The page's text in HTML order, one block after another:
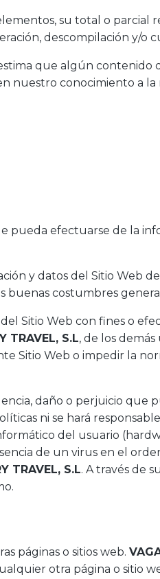
su total o parcial
descompilación y/
que algún contenido
nuestro conocimiento a
pueda efectuarse de la
y datos del Sitio Web
buenas costumbres
Sitio Web con fines o
TRAVEL, S.L, de los
Sitio Web o impedir la
daño o perjuicio que
ni se hará
del usuario
de un virus en el
TRAVEL, S.L. A través de
páginas o sitios web.
otra página o sitio